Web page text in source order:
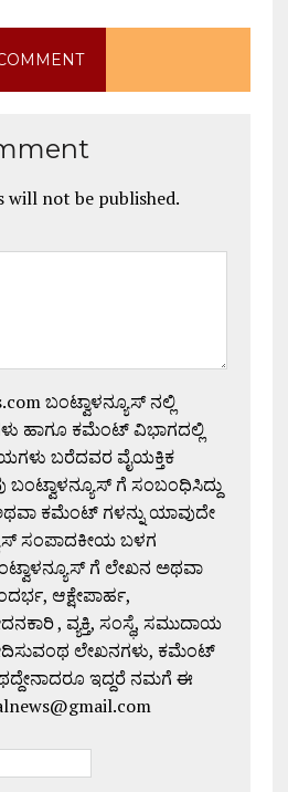
will not be published.
ಬಂಟ್ವಾಳನ್ಯೂಸ್ ನಲ್ಲಿ
ಹಾಗೂ ಕಮೆಂಟ್ ವಿಭಾಗದಲ್ಲಿ
ಬರೆದವರ ವೈಯಕ್ತಿಕ
ಗೆ ಸಂಬಂಧಿಸಿದ್ದು
ಕಮೆಂಟ್ ಗಳನ್ನು ಯಾವುದೇ
ಸಂಪಾದಕೀಯ ಬಳಗ
ಗೆ ಲೇಖನ ಅಥವಾ
ಆಕ್ಷೇಪಾರ್ಹ,
, ವ್ಯಕ್ತಿ, ಸಂಸ್ಥೆ, ಸಮುದಾಯ
ಲೇಖನಗಳು, ಕಮೆಂಟ್
ಇದ್ದರೆ ನಮಗೆ ಈ